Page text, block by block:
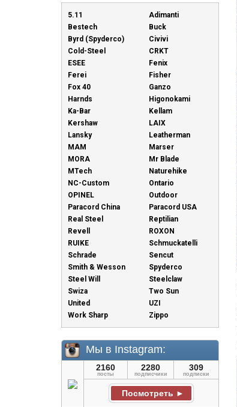
5.11
Adimanti
Bestech
Buck
Byrd (Spyderco)
Civivi
Cold-Steel
CRKT
ESEE
Fenix
Ferei
Fisher
Fox 40
Ganzo
Harnds
Higonokami
Ka-Bar
Kellam
Kershaw
LAIX
Lansky
Leatherman
MAM
Marser
MORA
Mr Blade
MTech
Naturehike
NC-Custom
Ontario
OPINEL
Outdoor
Paracord China
Paracord USA
Real Steel
Reptilian
Revell
ROXON
RUIKE
Schmuckatelli
Schrade
Sencut
Smith & Wesson
Spyderco
Steel Will
Steelclaw
Swiza
Two Sun
United
UZI
Work Sharp
Zippo